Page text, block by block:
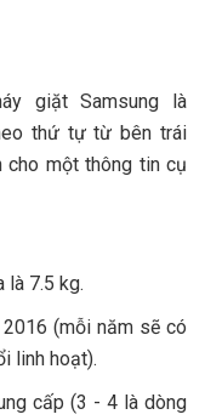
giặt Samsung là
thứ tự từ bên trái
một thông tin cụ
là 7.5 kg.
(mỗi năm sẽ có
linh hoạt).
cấp (3 - 4 là dòng